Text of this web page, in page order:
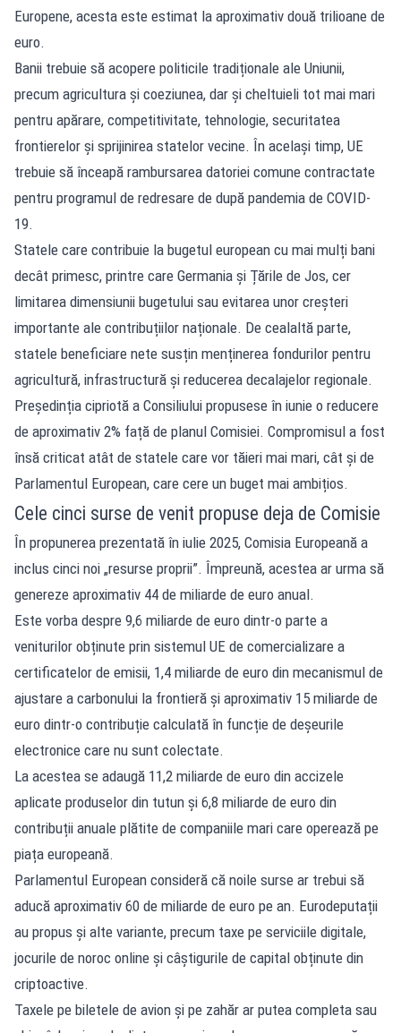
Europene, acesta este estimat la aproximativ două trilioane de
euro.
Banii trebuie să acopere politicile tradiționale ale Uniunii,
precum agricultura și coeziunea, dar și cheltuieli tot mai mari
pentru apărare, competitivitate, tehnologie, securitatea
frontierelor și sprijinirea statelor vecine. În același timp, UE
trebuie să înceapă rambursarea datoriei comune contractate
pentru programul de redresare de după pandemia de COVID-
19.
Statele care contribuie la bugetul european cu mai mulți bani
decât primesc, printre care Germania și Țările de Jos, cer
limitarea dimensiunii bugetului sau evitarea unor creșteri
importante ale contribuțiilor naționale. De cealaltă parte,
statele beneficiare nete susțin menținerea fondurilor pentru
agricultură, infrastructură și reducerea decalajelor regionale.
Președinția cipriotă a Consiliului propusese în iunie o reducere
de aproximativ 2% față de planul Comisiei. Compromisul a fost
însă criticat atât de statele care vor tăieri mai mari, cât și de
Parlamentul European, care cere un buget mai ambițios.
Cele cinci surse de venit propuse deja de Comisie
În propunerea prezentată în iulie 2025, Comisia Europeană a
inclus cinci noi „resurse proprii”. Împreună, acestea ar urma să
genereze aproximativ 44 de miliarde de euro anual.
Este vorba despre 9,6 miliarde de euro dintr-o parte a
veniturilor obținute prin sistemul UE de comercializare a
certificatelor de emisii, 1,4 miliarde de euro din mecanismul de
ajustare a carbonului la frontieră și aproximativ 15 miliarde de
euro dintr-o contribuție calculată în funcție de deșeurile
electronice care nu sunt colectate.
La acestea se adaugă 11,2 miliarde de euro din accizele
aplicate produselor din tutun și 6,8 miliarde de euro din
contribuții anuale plătite de companiile mari care operează pe
piața europeană.
Parlamentul European consideră că noile surse ar trebui să
aducă aproximativ 60 de miliarde de euro pe an. Eurodeputații
au propus și alte variante, precum taxe pe serviciile digitale,
jocurile de noroc online și câștigurile de capital obținute din
criptoactive.
Taxele pe biletele de avion și pe zahăr ar putea completa sau